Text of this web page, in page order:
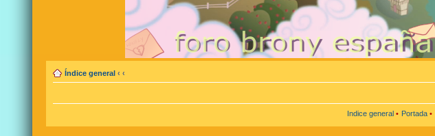
Índice general ‹ ‹
Indice general • Portada •